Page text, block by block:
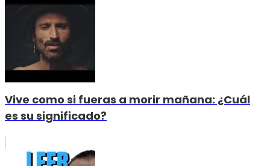
Vive como si fueras a morir mañana: ¿Cuál
es su significado?